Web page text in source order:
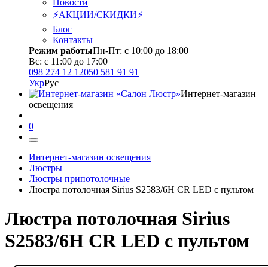
Новости
⚡АКЦИИ/СКИДКИ⚡
Блог
Контакты
Режим работыПн-Пт: с 10:00 до 18:00
Вс: с 11:00 до 17:00
098 274 12 12050 581 91 91
УкрРус
Интернет-магазин
освещения
0
Интернет-магазин освещения
Люстры
Люстры припотолочные
Люстра потолочная Sirius S2583/6H CR LED с пультом
Люстра потолочная Sirius
S2583/6H CR LED с пультом